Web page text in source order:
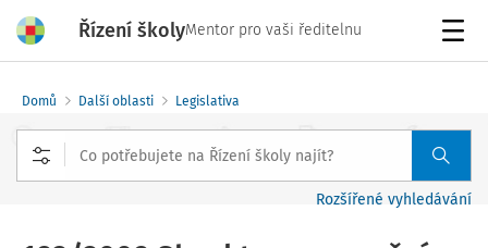
Řízení školyMentor pro vaši ředitelnu
Domů Další oblasti Legislativa
Rozšířené vyhledávání